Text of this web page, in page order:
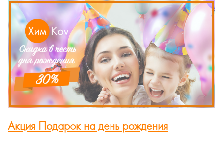
Акция Подарок на день рождения